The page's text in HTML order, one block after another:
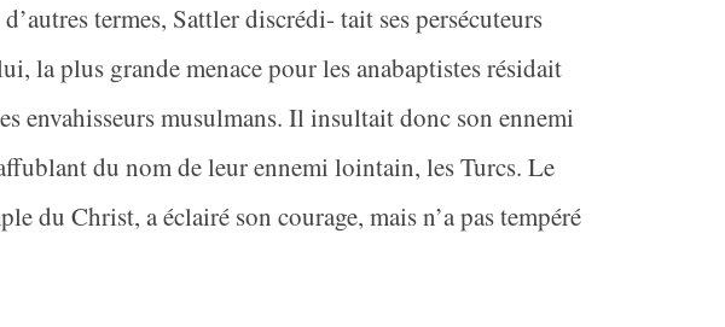
termes, Sattler discrédi- tait ses persécuteurs
la plus grande menace pour les anabaptistes résidait
envahisseurs musulmans. Il insultait donc son ennemi
du nom de leur ennemi lointain, les Turcs. Le
du Christ, a éclairé son courage, mais n’a pas tempéré